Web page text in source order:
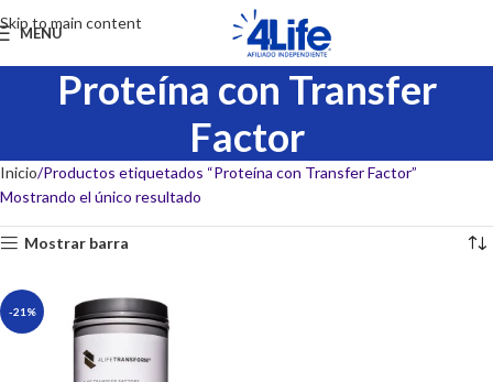
Skip to main content
MENU
Proteína con Transfer
Factor
Inicio Productos etiquetados “Proteína con Transfer Factor”
Mostrando el único resultado
Mostrar barra
-21%